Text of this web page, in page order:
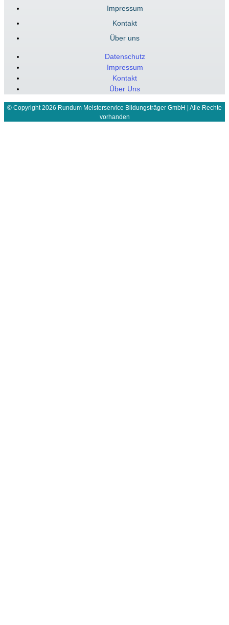
Impressum
Kontakt
Über uns
Datenschutz
Impressum
Kontakt
Über Uns
© Copyright 2026 Rundum Meisterservice Bildungsträger GmbH | Alle Rechte
vorhanden